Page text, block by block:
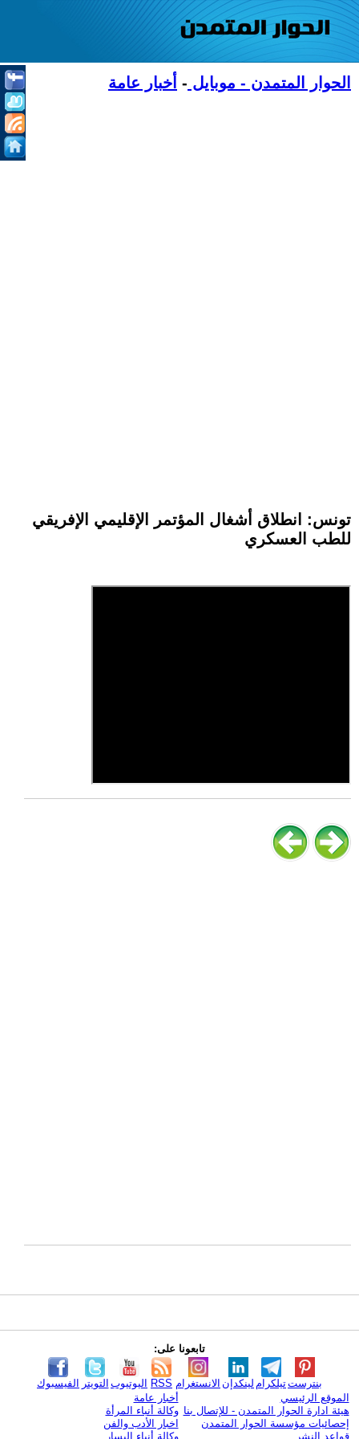
الحوار المتمدن - موبايل - أخبار عامة
تونس: انطلاق أشغال المؤتمر الإقليمي الإفريقي
للطب العسكري
تابعونا على:
الفيسبوك التويتر اليوتيوب RSS الانستغرام لينكدإن تيلكرامبنترست
الموقع الرئيسي
هيئة ادارة الحوار المتمدن - للإتصال بنا
إحصائيات مؤسسة الحوار المتمدن
قواعد النشر
أخبار عامة
وكالة أنباء المرأة
اخبار الأدب والفن
وكالة أنباء اليسار